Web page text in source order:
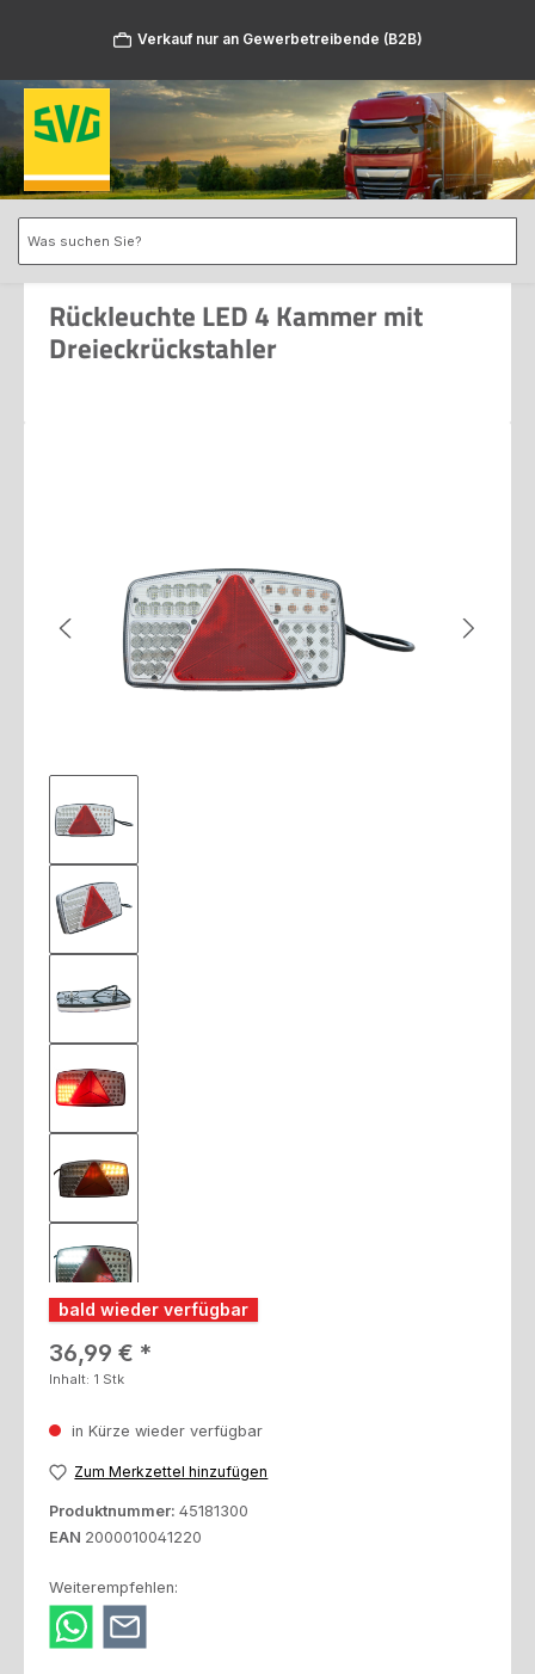
Verkauf nur an Gewerbetreibende (B2B)
Rückleuchte LED 4 Kammer mit
Dreieckrückstahler
bald wieder verfügbar
Regulärer Preis:
36,99 €
Inhalt: 1 Stk
in Kürze wieder verfügbar
Zum Merkzettel hinzufügen
Produktnummer: 45181300
EAN 2000010041220
Weiterempfehlen: